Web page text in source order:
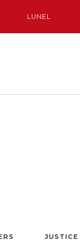
LUNEL
JUSTICE